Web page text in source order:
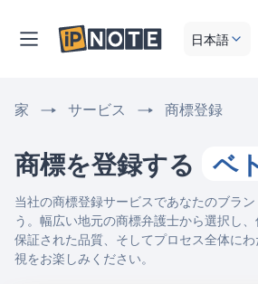
日本語
家 サービス 商標登録
商標を登録する ベ
当社の商標登録サービスであなたのブラン
う。幅広い地元の商標弁護士から選択し、
保証された品質、そしてプロセス全体に
視をお楽しみください。